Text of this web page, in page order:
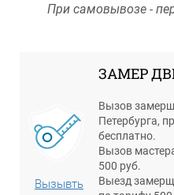
При самовывозе -
Вызывть
ЗАМЕР
Вызов
Петербурга,
бесплатно.
Вызов
500 руб.
Выезд